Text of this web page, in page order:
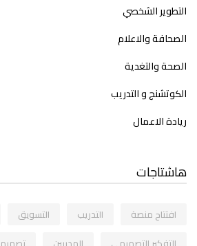
التطوير الشخصي
الصحافة والاعلام
الصحة والتغدية
الكوتشنج و التدريب
ريادة الاعمال
هاشتاجات
افتتاح منصة التدريب التسويق